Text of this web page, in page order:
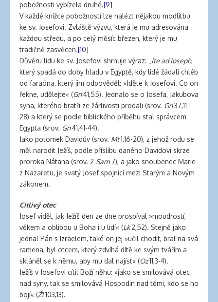
pobožnosti vybízela druhé.[9]
V každé knížce pobožností lze nalézt nějakou modlitbu
ke sv. Josefovi. Zvláště výzvu, která je mu adresována
každou středu, a po celý měsíc březen, který je mu
tradičně zasvěcen.[10]
Důvěru lidu ke sv. Josefovi shrnuje výraz: „ Ite ad Ioseph,
který spadá do doby hladu v Egyptě, kdy lidé žádali chléb
od faraóna, který jim odpověděl: »Jděte k Josefovi. Co on
řekne, udělejte« (Gn41,55). Jednalo se o Josefa, Jakubova
syna, kterého bratři ze žárlivosti prodali (srov. Gn37,11-
28) a který se podle biblického příběhu stal správcem
Egypta (srov. Gn41,41-44).
Jako potomek Davidův (srov. Mt1,16-20), z jehož rodu se
měl narodit Ježíš, podle příslibu daného Davidovi skrze
proroka Nátana (srov. 2 Sam7), a jako snoubenec Marie
z Nazaretu, je svatý Josef spojnicí mezi Starým a Novým
zákonem.
Citlivý otec
Josef viděl, jak Ježíš den ze dne prospíval »moudrostí,
věkem a oblibou u Boha i u lidí« (Lk2,52). Stejně jako
jednal Pán s Izraelem, také on jej »učil chodit, bral na svá
ramena, byl otcem, který zdvíhá dítě ke svým tvářím a
skláněl se k němu, aby mu dal najíst« (Oz11,3-4).
Ježíš v Josefovi cítil Boží něhu: »jako se smilovává otec
nad syny, tak se smilovává Hospodin nad těmi, kdo se ho
bojí« (Žl103,13).